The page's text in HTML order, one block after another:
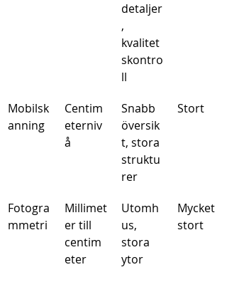
detaljer
,
kvalitet
skontro
ll
Mobilsk
anning
Centim
eterniv
å
Snabb
översik
t, stora
struktu
rer
Stort
Fotogra
mmetri
Millimet
er till
centim
eter
Utomh
us,
stora
ytor
Mycket
stort